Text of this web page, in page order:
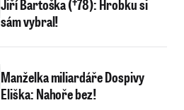
Jiří Bartoška (†78): Hrobku si
sám vybral!
Manželka miliardáře Dospivy
Eliška: Nahoře bez!